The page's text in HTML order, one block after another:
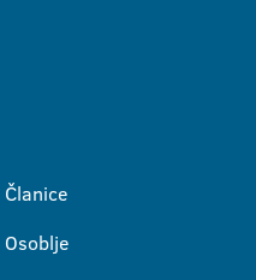
Članice
Osoblje